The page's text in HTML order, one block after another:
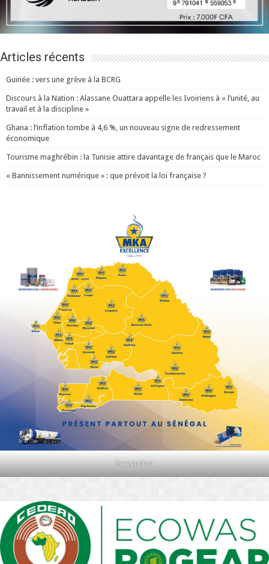
Articles récents
Guinée : vers une grève à la BCRG
Discours à la Nation : Alassane Ouattara appelle les Ivoiriens à « l’unité, au
travail et à la discipline »
Ghana : l’inflation tombe à 4,6 %, un nouveau signe de redressement
économique
Tourisme maghrébin : la Tunisie attire davantage de français que le Maroc
« Bannissement numérique » : que prévoit la loi française ?
Screenshot